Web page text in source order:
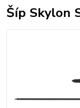
Šíp Skylon